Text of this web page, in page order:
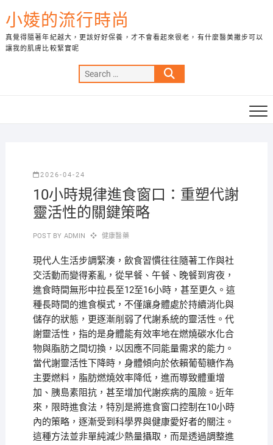
to
content
小婈的流行時尚
真覺得隨著年紀越大，更該好好保養，才不會看起來很老，有什麼醫美撇步可以
讓我的肌膚比較緊實呢
Search
…
2026-04-24
10小時規律進食窗口：重塑代謝
靈活性的關鍵策略
POST BY ADMIN 健康醫藥
現代人生活步調緊湊，飲食習慣往往隨著工作與社
交活動而變得紊亂，從早餐、午餐、晚餐到宵夜，
進食時間無形中拉長至12至16小時，甚至更久。這
種長時間的進食模式，不僅讓身體處於持續消化與
儲存的狀態，更逐漸削弱了代謝系統的靈活性。代
謝靈活性，指的是身體能有效率地在燃燒碳水化合
物與脂肪之間切換，以因應不同能量需求的能力。
當代謝靈活性下降時，身體傾向於依賴葡萄糖作為
主要燃料，脂肪燃燒效率降低，進而導致體重增
加、胰島素阻抗，甚至增加代謝疾病的風險。近年
來，限時進食法，特別是將進食窗口控制在10小時
內的策略，逐漸受到科學界與健康愛好者的關注。
這種方法並非單純減少熱量攝取，而是透過調整進